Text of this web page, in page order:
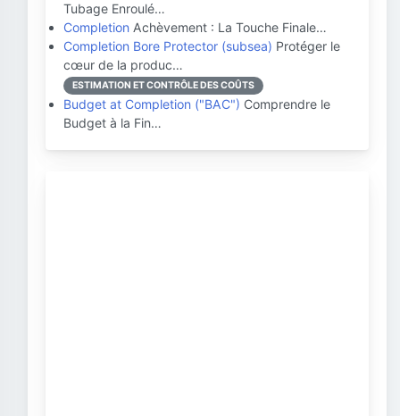
Tubage Enroulé…
Completion Achèvement : La Touche Finale…
Completion Bore Protector (subsea) Protéger le
cœur de la produc…
ESTIMATION ET CONTRÔLE DES COÛTS
Budget at Completion ("BAC") Comprendre le
Budget à la Fin…